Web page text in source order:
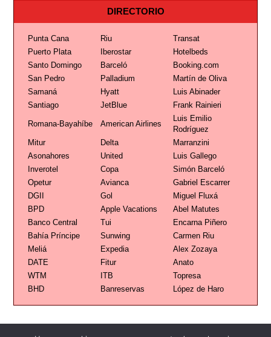
DIRECTORIO
Punta Cana Riu
Transat
Puerto Plata
Iberostar
Hotelbeds
Santo Domingo
Barceló
Booking.com
San Pedro
Palladium
Martín de Oliva
Samaná
Hyatt
Luis Abinader
Santiago
JetBlue Frank Rainieri
Romana-Bayahíbe American Airlines
Luis Emilio
Rodríguez
Mitur
Delta
Marranzini
Asonahores
United
Luis Gallego
Inverotel
Copa
Simón Barceló
Opetur
Avianca
Gabriel Escarrer
DGII
Gol
Miguel Fluxá
BPD
Apple Vacations
Abel Matutes
Banco Central
Tui
Encarna Piñero
Bahía Príncipe
Sunwing
Carmen Riu
Meliá
Expedia
Alex Zozaya
DATE
Fitur
Anato
WTM
ITB
Topresa
BHD
Banreservas López de Haro